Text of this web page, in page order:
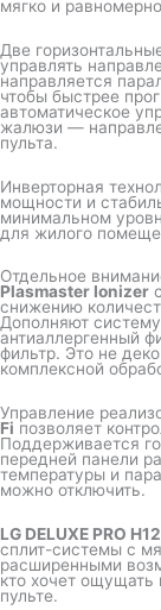
мягко и
Две
управлять
направляется
чтобы быстрее
автоматическое
жалюзи —
пульта.
Инверторная
мощности и
минимальном
для жилого
Отдельное
Plasmaster Ionizer
снижению
Дополняют
антиаллергенный
фильтр. Это не
комплексной
Управление
Fi позволяет
Поддерживается
передней панели
температуры и
можно отключить.
LG DELUXE PRO
сплит-системы с
расширенными
кто хочет ощущать
пульте.